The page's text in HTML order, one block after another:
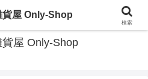
わいいどうぶつ雑貨の専門店
貨屋 Only-Shop
貨屋 Only-Shop
検索